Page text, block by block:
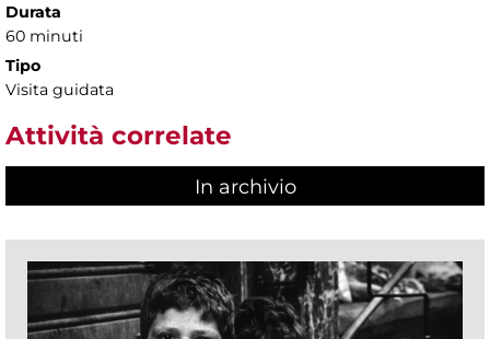
Durata
60 minuti
Tipo
Visita guidata
Attività correlate
In archivio